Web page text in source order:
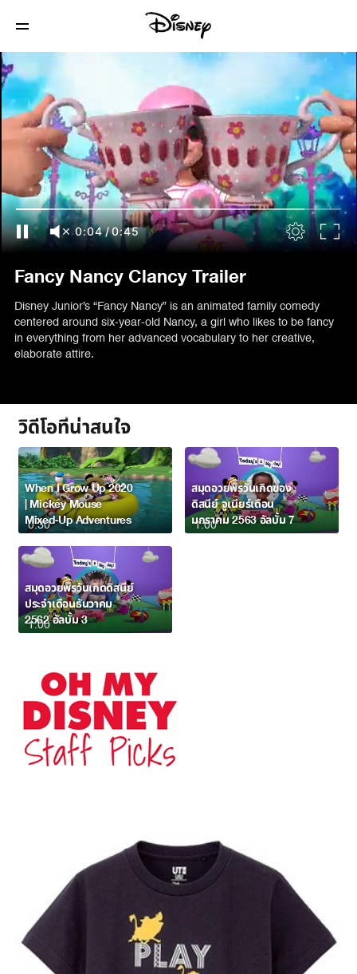
0:05/0:45
Fancy Nancy Clancy Trailer
Disney Junior’s “Fancy Nancy” is an animated family comedy
centered around six-year-old Nancy, a girl who likes to be fancy
in everything from her advanced vocabulary to her creative,
elaborate attire.
วิดีโอที่น่าสนใจ
0:30
When I Grow Up 2020
| Mickey Mouse
Mixed-Up Adventures
1:00
สมุดอวยพรวันเกิดของ
ดิสนีย์ จูเนียร์เดือน
มกราคม 2563 อัลบั้ม 7
1:00
สมุดอวยพรวันเกิดดิสนีย์
ประจำเดือนธันวาคม
2562 อัลบั้ม 3